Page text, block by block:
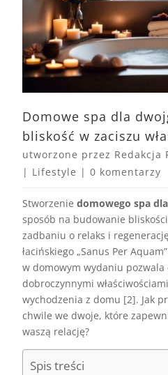
Domowe spa dla
bliskość w zaciszu
utworzone przez Redakcja
| Lifestyle |0 komentarzy
Stworzeniedomowego spa
sposób na budowanie
zadbaniu o relaks i
łacińskiego „Sanus Per
w domowym wydaniu pozwala
dobroczynnymi
wychodzenia z domu [2]. Jak
chwile we dwoje, które
waszą relację?
Spis treści